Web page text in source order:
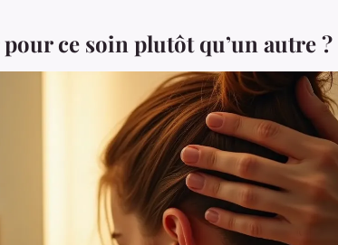
ce soin plutôt qu’un autre ?